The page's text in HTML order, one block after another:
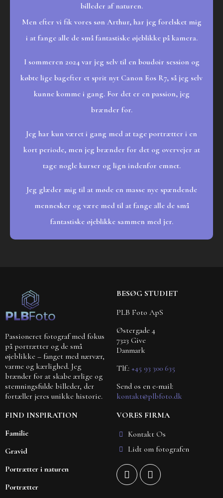
billeder af naturen.
Men efter vi fik vores søn Arthur, har jeg forelsket mig
i at fange alle de små fantastiske øjeblikke på kamera.
I sommeren 2024 var jeg selv til en boudoir session og
købte lige bagefter et sprit nyt Canon Eos R7, så jeg selv
kunne komme i gang. For det er en passion, jeg
brænder for.
Jeg har kun været i gang med at tage portrætter i en
kort periode, men jeg brænder for det og overvejer at
tage nogle kurser og lign indenfor emnet.
Jeg glæder mig til at møde en masse nye spændende
mennesker og være med til at fange alle de små
fantastiske øjeblikke sammen med jer.
Passioneret fotograf med fokus
på portrætter og de små
øjeblikke – fanget med nærvær,
varme og kærlighed. Jeg
brænder for at skabe ærlige og
stemningsfulde billeder, der
fortæller jeres unikke historie.
BESØG STUDIET
PLB Foto ApS
Østergade 4
7323 Give
Danmark
Tlf.: +45 93 300 635
Send os en e-mail:
kontakt@plbfoto.dk
FIND INSPIRATION
Familie
Gravid
Portrætter i naturen
Portrætter
VORES FIRMA
Kontakt Os
Lidt om fotografen